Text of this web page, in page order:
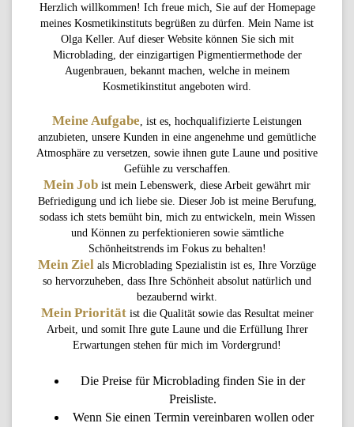
Herzlich willkommen! Ich freue mich, Sie auf der Homepage
meines Kosmetikinstituts begrüßen zu dürfen. Mein Name ist
Olga Keller. Auf dieser Website können Sie sich mit
Microblading, der einzigartigen Pigmentiermethode der
Augenbrauen, bekannt machen, welche in meinem
Kosmetikinstitut angeboten wird.
Meine Aufgabe , ist es, hochqualifizierte Leistungen
anzubieten, unsere Kunden in eine angenehme und gemütliche
Atmosphäre zu versetzen, sowie ihnen gute Laune und positive
Gefühle zu verschaffen.
Mein Job ist mein Lebenswerk, diese Arbeit gewährt mir
Befriedigung und ich liebe sie. Dieser Job ist meine Berufung,
sodass ich stets bemüht bin, mich zu entwickeln, mein Wissen
und Können zu perfektionieren sowie sämtliche
Schönheitstrends im Fokus zu behalten!
Mein Ziel als Microblading Spezialistin ist es, Ihre Vorzüge
so hervorzuheben, dass Ihre Schönheit absolut natürlich und
bezaubernd wirkt.
Mein Prioritätist die Qualität sowie das Resultat meiner
Arbeit, und somit Ihre gute Laune und die Erfüllung Ihrer
Erwartungen stehen für mich im Vordergrund!
Die Preise für Microblading finden Sie in der
Preisliste.
Wenn Sie einen Termin vereinbaren wollen oder